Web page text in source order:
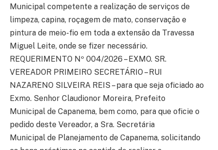
Municipal competente a realização de serviços de
limpeza, capina, roçagem de mato, conservação e
pintura de meio-fio em toda a extensão da Travessa
Miguel Leite, onde se fizer necessário.
REQUERIMENTO Nº 004/2026 – EXMO. SR.
VEREADOR PRIMEIRO SECRETÁRIO – RUI
NAZARENO SILVEIRA REIS – para que seja oficiado ao
Exmo. Senhor Claudionor Moreira, Prefeito
Municipal de Capanema, bem como, para que oficie o
pedido deste Vereador, a Sra. Secretária
Municipal de Planejamento de Capanema, solicitando